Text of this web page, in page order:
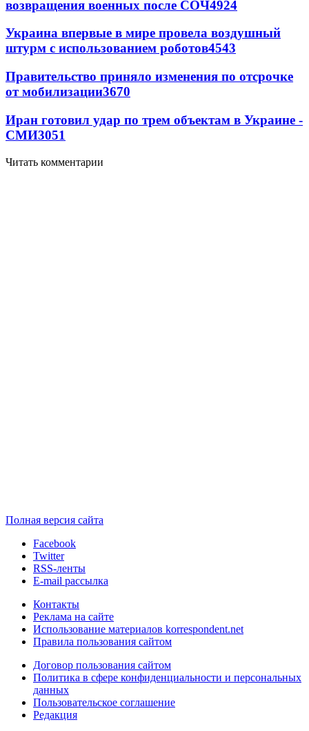
возвращения военных после СОЧ4924
Украина впервые в мире провела воздушный
штурм с использованием роботов4543
Правительство приняло изменения по отсрочке
от мобилизации3670
Иран готовил удар по трем объектам в Украине -
СМИ3051
Читать комментарии
Полная версия сайта
Facebook
Twitter
RSS-ленты
E-mail рассылка
Контакты
Реклама на сайте
Использование материалов korrespondent.net
Правила пользования сайтом
Договор пользования сайтом
Политика в сфере конфиденциальности и персональных
данных
Пользовательское соглашение
Редакция